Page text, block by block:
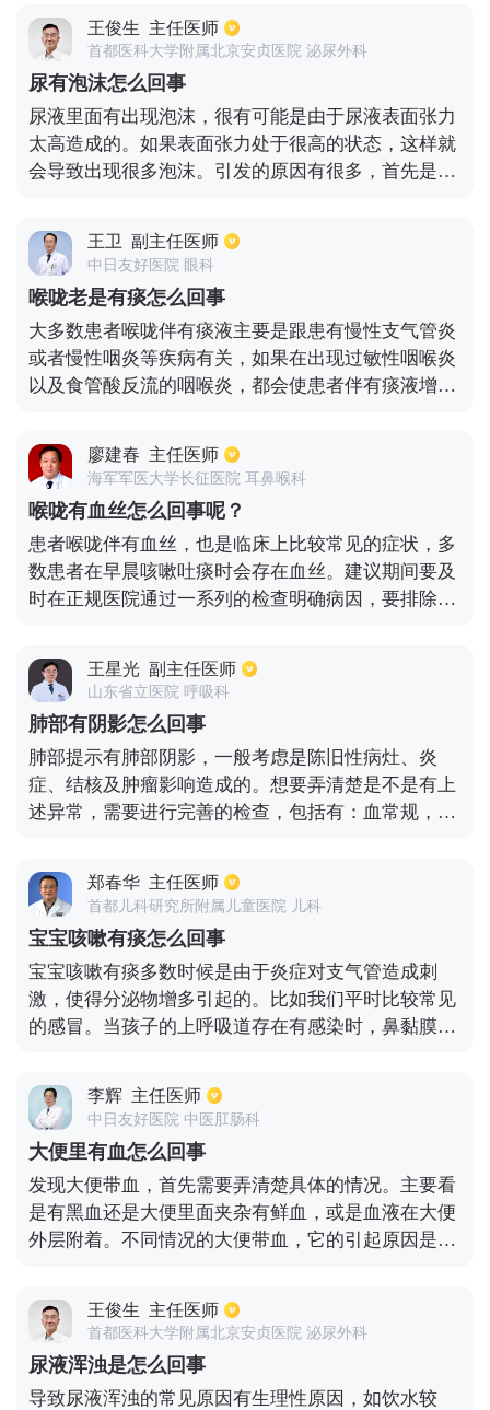
如果白带有异味呈豆腐渣样，外阴瘙痒，是由于患有
霉菌性阴道炎；如果白带常有腥臭味儿呈黄绿色则是
由于厌氧菌感染、滴虫性感染的阴道炎；如果白带有
鱼腥味儿可能是由阴道嗜血杆菌引起的。针对以上问
题，建议及时就诊正规医院妇科，做白带常规及阴道
镜等检查，明确病因后进行积极治疗。
王俊生 主任医师
首都医科大学附属北京安贞医院 泌尿外科
尿有泡沫怎么回事
尿液里面有出现泡沫，很有可能是由于尿液表面张力
太高造成的。如果表面张力处于很高的状态，这样就
会导致出现很多泡沫。引发的原因有很多，首先是肾
需要做详细的检查才能确定。其次是很长时间都没有
性生活，经常都处于性兴奋的状态，还有伴随着遗精
的情况，从而让尿道球腺之中的黏液分泌越来越多引
发泡沫，无需太担心了，这是正常现象。还有可能是
因为尿道里面 有产气菌的成分，同样会让尿液里面有
泡沫，另外还有可能是肾病造成的。
王卫 副主任医师
中日友好医院 眼科
喉咙老是有痰怎么回事
大多数患者喉咙伴有痰液主要是跟患有慢性支气管炎
或者慢性咽炎等疾病有关，如果在出现过敏性咽喉炎
以及食管酸反流的咽喉炎，都会使患者伴有痰液增
位的黏膜充血以及水肿，导致咽喉部全腺体分泌旺
盛，因此会引起痰液增多。在治疗期间也是需要对症
病因来采取相关的药物来治疗。
廖建春 主任医师
海军军医大学长征医院 耳鼻喉科
喉咙有血丝怎么回事呢？
患者喉咙伴有血丝，也是临床上比较常见的症状，多
数患者在早晨咳嗽吐痰时会存在血丝。建议期间要及
时在正规医院通过一系列的检查明确病因，要排除是
主要是跟咽炎引起的，由于炎症刺激容易导致毛细血
管扩张，在发生剧烈咳嗽时是容易导致小毛细血管破
裂，因此在吐痰时会伴有血丝。
王星光 副主任医师
山东省立医院 呼吸科
肺部有阴影怎么回事
肺部提示有肺部阴影，一般考虑是陈旧性病灶、炎
症、结核及肿瘤影响造成的。想要弄清楚是不是有上
述异常，需要进行完善的检查，包括有：血常规，痰
癌细胞、pp实验等相关检查。如果诊断不清，可以做
支气管镜检查帮助明确诊断。如果患者有陈旧的病
灶，发现肺部有阴影，无需特殊处理，只需定期复查
即可。如果患者患的是活动性肺结核，一定要进行抗
结核的治疗，治疗的药物可以选择异烟肼、利福平、
吡嗪酰胺等。患者是肺内炎症引起的肺部阴影，可以
用抗生素进行治疗，抗生素包括：头孢克肟、阿司匹
需要进行抗肿瘤的治疗，适合的治疗方式有：先手术
治疗，后进行放疗、化疗和靶细胞细胞治疗。
郑春华 主任医师
首都儿科研究所附属儿童医院 儿科
宝宝咳嗽有痰怎么回事
宝宝咳嗽有痰多数时候是由于炎症对支气管造成刺
激，使得分泌物增多引起的。比如我们平时比较常见
的感冒。当孩子的上呼吸道存在有感染时，鼻黏膜分
等症状。支气管肺炎和支气管炎也是同样的道理，都
是由于分泌物增多，产生痰液。因此在治疗的时候，
可以通过口服药物、雾化吸入、静脉输液等方式来进
行。使用化痰药物治疗的同时，也可以对小孩进行拍
背排痰。大约在一周左右病情就能够慢慢缓解。
李辉 主任医师
中日友好医院 中医肛肠科
大便里有血怎么回事
发现大便带血，首先需要弄清楚具体的情况。主要看
是有黑血还是大便里面夹杂有鲜血，或是血液在大便
外层附着。不同情况的大便带血，它的引起原因是不
是黑色的血液，会和上消化道出血有关系，常见的包
括十二指肠、胃、食管等部位出血。这种情况的出
血，血液在肠道里面停留的时间比较长，并且消化的
过程当中也会经历很多的化学反应，因此在排出的时
候会呈现出黑色。而如果是新鲜的血液，通常和下消
王俊生 主任医师
首都医科大学附属北京安贞医院 泌尿外科
尿液浑浊是怎么回事
导致尿液浑浊的常见原因有生理性原因，如饮水较